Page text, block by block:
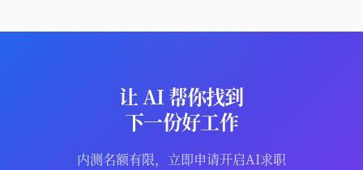
让 AI 帮你找到
下一份好工作
内测名额有限，立即申请开启AI求职